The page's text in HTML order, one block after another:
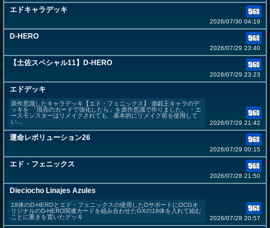
エドキャラデッキ
2026/07/30 04:19
D-HERO
2026/07/29 23:40
【土佐スペシャル11】D-HERO
2026/07/29 23:23
エドデッキ
原作意識したキャラデッキ【エド・フェニックス】 遊戯王キャラのデ
ッキを 「現在のカードで強化したら」を原作意識で作りました。 ・エ
ースモンスターはリメイクされても、基本的にリメイク前を使用して
い...
2026/07/29 21:42
運命レボリューション26
2026/07/29 00:15
エド・フェニックス
2026/07/28 21:50
Dieciocho Linajes Azules
18体のD-HEROとエド・フェニックスの使用したDサポートにOCGオ
リジナルのD-HERO関連カードを組み合わせたGXの18体を入れて組む
ことに重きを置いたデッキ
2026/07/28 20:57